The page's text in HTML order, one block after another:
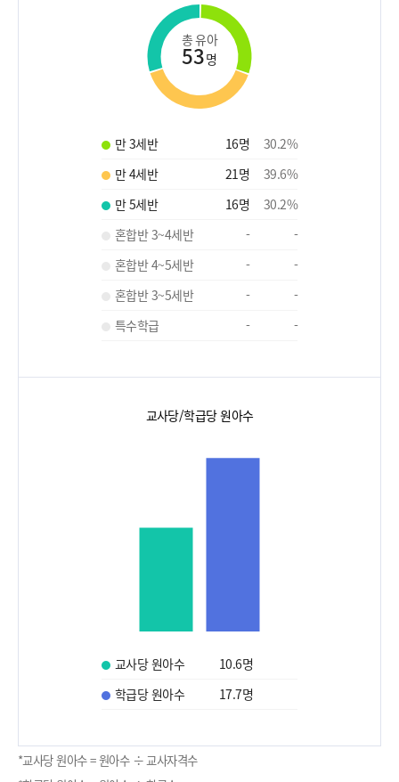
총 유아
53명
만 3세반 16명 30.2%
만 4세반
21명 39.6%
만 5세반
16명 30.2%
혼합반 3~4세반
-
-
혼합반 4~5세반
-
-
혼합반 3~5세반
-
-
특수학급
- -
교사당/학급당 원아수
교사당 원아수 10.6명
학급당 원아수
17.7명
*교사당 원아수 = 원아수 ÷ 교사자격수